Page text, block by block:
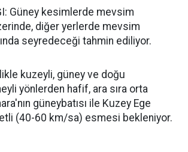
Güney kesimlerde mevsim
diğer yerlerde mevsim
seyredeceği tahmin ediliyor.
kuzeyli, güney ve doğu
yönlerden hafif, ara sıra orta
güneybatısı ile Kuzey Ege
(40-60 km/sa) esmesi bekleniyor.